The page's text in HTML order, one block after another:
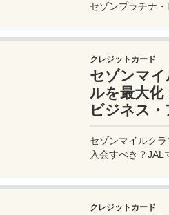
セゾンプラチナ
クレジットカード
セゾンマ
ルを最大化
ビジネス
セゾンマイルク
入会すべき？JAL
クレジットカード